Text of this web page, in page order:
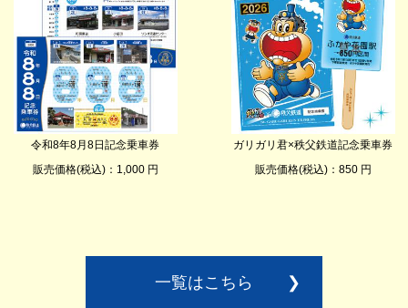
令和8年8月8日記念乗車券
販売価格(税込)：1,000 円
ガリガリ君×秩父鉄道記念乗車券
販売価格(税込)：850 円
一覧はこちら ❯